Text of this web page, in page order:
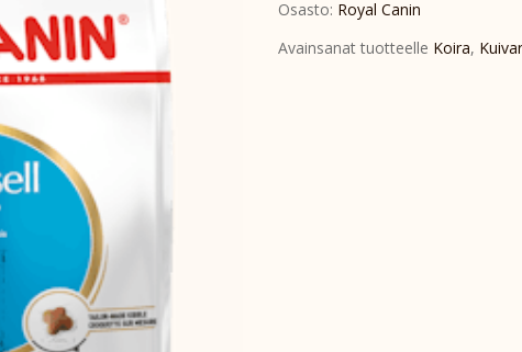
Osasto: Royal Canin
Avainsanat tuotteelle Koira,